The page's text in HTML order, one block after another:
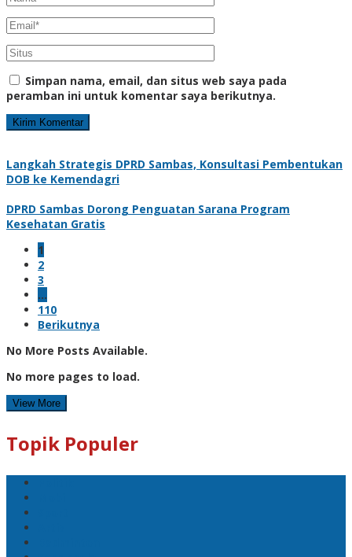
Simpan nama, email, dan situs web saya pada
peramban ini untuk komentar saya berikutnya.
Langkah Strategis DPRD Sambas, Konsultasi Pembentukan
DOB ke Kemendagri
DPRD Sambas Dorong Penguatan Sarana Program
Kesehatan Gratis
1
2
3
…
110
Berikutnya
No More Posts Available.
No more pages to load.
View More
Topik Populer